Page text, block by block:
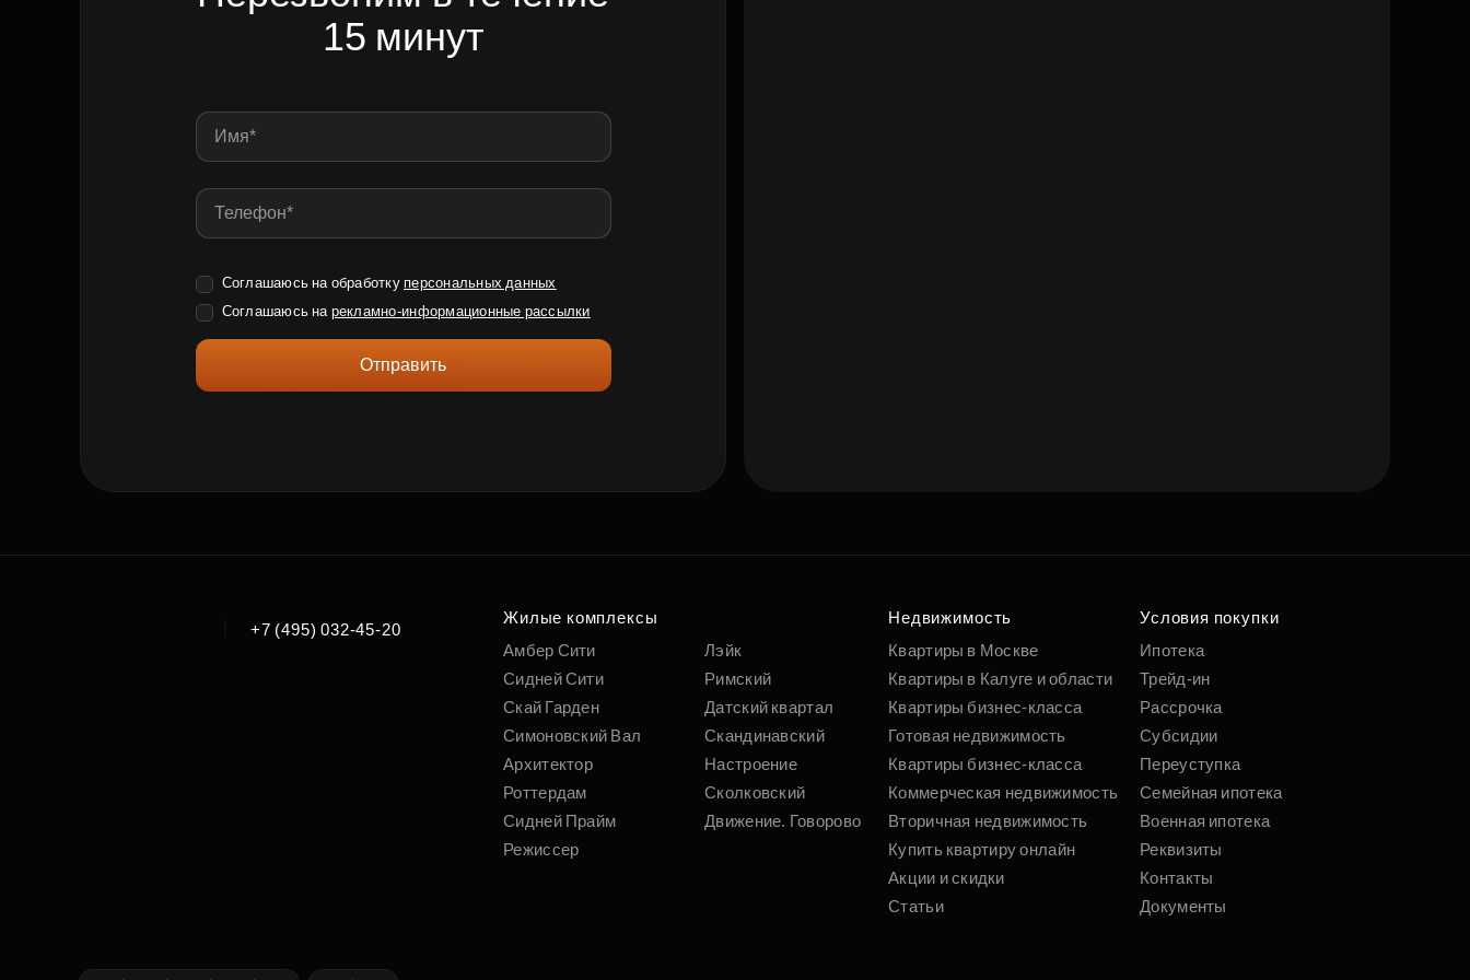
15 минут
Соглашаюсь на обработку персональных данных
Соглашаюсь на рекламно-информационные рассылки
Отправить
+7 (495) 032-45-20
Жилые комплексы
Амбер Сити
Сидней Сити
Скай Гарден
Симоновский Вал
Архитектор
Роттердам
Сидней Прайм
Режиссер
Лэйк
Римский
Датский квартал
Скандинавский
Настроение
Сколковский
Движение. Говорово
Недвижимость
Квартиры в Москве
Квартиры в Калуге и области
Квартиры бизнес-класса
Готовая недвижимость
Квартиры бизнес-класса
Коммерческая недвижимость
Вторичная недвижимость
Купить квартиру онлайн
Акции и скидки
Статьи
Условия покупки
Ипотека
Трейд-ин
Рассрочка
Субсидии
Переуступка
Семейная ипотека
Военная ипотека
Реквизиты
Контакты
Документы